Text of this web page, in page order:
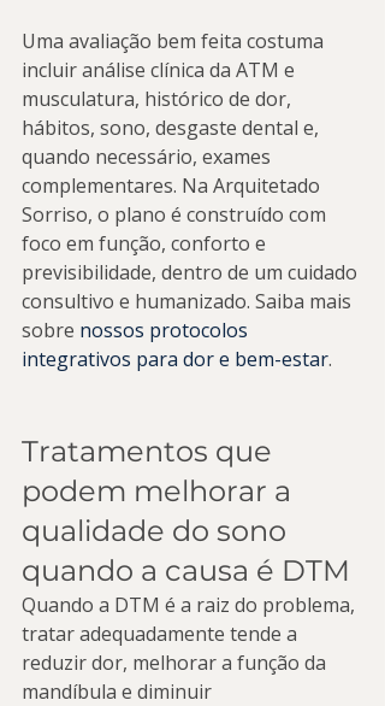
Uma avaliação bem feita costuma
incluir análise clínica da ATM e
musculatura, histórico de dor,
hábitos, sono, desgaste dental e,
quando necessário, exames
complementares. Na Arquitetado
Sorriso, o plano é construído com
foco em função, conforto e
previsibilidade, dentro de um cuidado
consultivo e humanizado. Saiba mais
sobre nossos protocolos
integrativos para dor e bem-estar.
Tratamentos que
podem melhorar a
qualidade do sono
quando a causa é DTM
Quando a DTM é a raiz do problema,
tratar adequadamente tende a
reduzir dor, melhorar a função da
mandíbula e diminuir